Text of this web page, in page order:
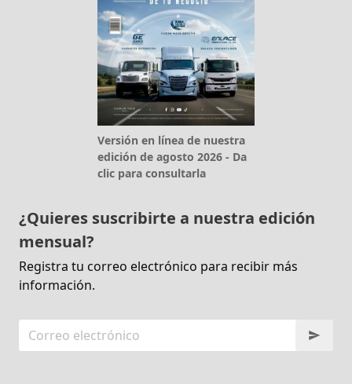
Versión en línea de nuestra
edición de agosto 2026 - Da
clic para consultarla
¿Quieres suscribirte a nuestra edición
mensual?
Registra tu correo electrónico para recibir más
información.